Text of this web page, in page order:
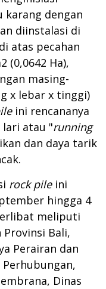
dengan
diinstalasi di
atas pecahan
(0,0642 Ha),
masing-
x lebar x tinggi)
ini rencananya
atau "running
dan daya tarik
rock pileini
hingga 4
meliputi
Provinsi Bali,
Perairan dan
Perhubungan,
Dinas